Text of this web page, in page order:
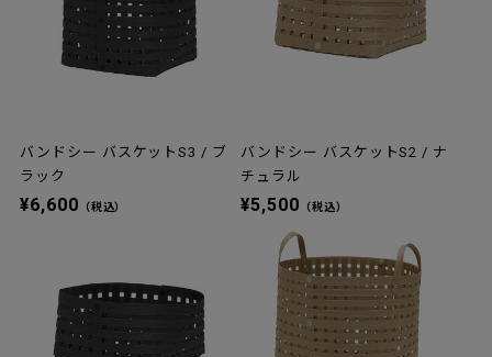
バンドシー バスケットS3 / ブ
ラック
¥6,600 （税込）
バンドシー バスケットS2 / ナ
チュラル
¥5,500 （税込）